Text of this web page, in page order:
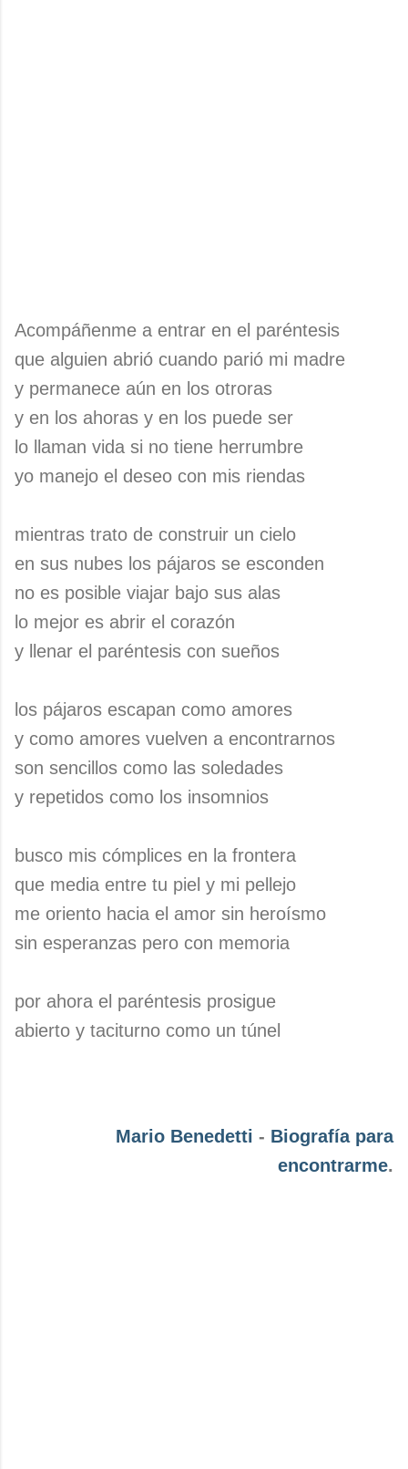
Acompáñenme a entrar en el paréntesis
que alguien abrió cuando parió mi madre
y permanece aún en los otroras
y en los ahoras y en los puede ser
lo llaman vida si no tiene herrumbre
yo manejo el deseo con mis riendas
mientras trato de construir un cielo
en sus nubes los pájaros se esconden
no es posible viajar bajo sus alas
lo mejor es abrir el corazón
y llenar el paréntesis con sueños
los pájaros escapan como amores
y como amores vuelven a encontrarnos
son sencillos como las soledades
y repetidos como los insomnios
busco mis cómplices en la frontera
que media entre tu piel y mi pellejo
me oriento hacia el amor sin heroísmo
sin esperanzas pero con memoria
por ahora el paréntesis prosigue
abierto y taciturno como un túnel
Mario Benedetti - Biografía para
encontrarme.